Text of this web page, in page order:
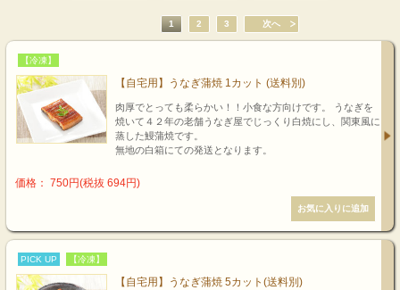
1 2 3 次へ
【冷凍】
【自宅用】うなぎ蒲焼 1カット (送料別)
肉厚でとっても柔らかい！！小食な方向けです。 うなぎを
焼いて４２年の老舗うなぎ屋でじっくり白焼にし、関東風に
蒸した鰻蒲焼です。
無地の白箱にての発送となります。
価格： 750円(税抜 694円)
PICK UP 【冷凍】
【自宅用】うなぎ蒲焼 5カット(送料別)